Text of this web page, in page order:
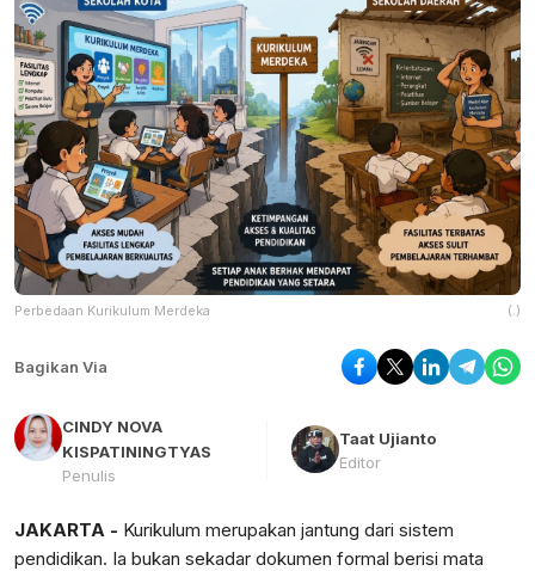
Perbedaan Kurikulum Merdeka (.)
Bagikan Via
CINDY NOVA
KISPATININGTYAS
Penulis
Taat Ujianto
Editor
JAKARTA - Kurikulum merupakan jantung dari sistem
pendidikan. Ia bukan sekadar dokumen formal berisi mata